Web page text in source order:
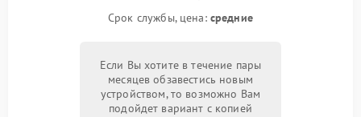
Срок службы, цена: средние
Если Вы хотите в течение пары
месяцев обзавестись новым
устройством, то возможно Вам
подойдет вариант с копией